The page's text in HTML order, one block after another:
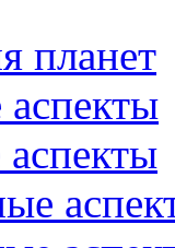
планет